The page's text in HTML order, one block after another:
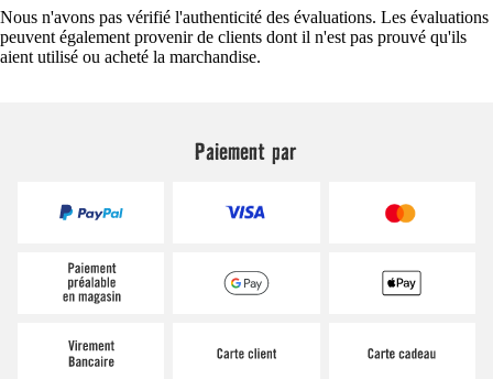
Nous n'avons pas vérifié l'authenticité des évaluations. Les évaluations
peuvent également provenir de clients dont il n'est pas prouvé qu'ils
aient utilisé ou acheté la marchandise.
Paiement par